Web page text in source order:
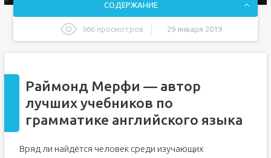
СОДЕРЖАНИЕ
966 просмотров 29 января 2019
Книга Мерфи — справочник, решебник и самоучитель
Самостоятельное изучение языка по учебнику Мерфи
Достоинства красного Мерфи и его структура
Раймонд Мерфи — автор
лучших учебников по
грамматике английского языка
Вряд ли найдётся человек среди изучающих